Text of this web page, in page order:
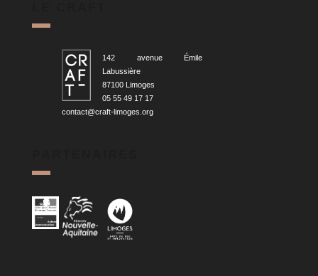
RETOUR AUX ARTISTES
142 avenue Émile
Labussière
87100 Limoges